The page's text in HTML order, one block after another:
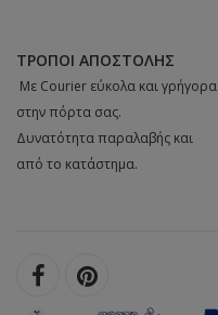
ΤΡΌΠΟΙ ΑΠΟΣΤΟΛΉΣ
 Με Courier εύκολα και γρήγορα
στην πόρτα σας.
Δυνατότητα παραλαβής και
από το κατάστημα.